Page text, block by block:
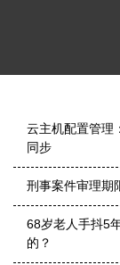
云主机配置管理
同步
刑事案件审理期
68岁老人手抖5
的？